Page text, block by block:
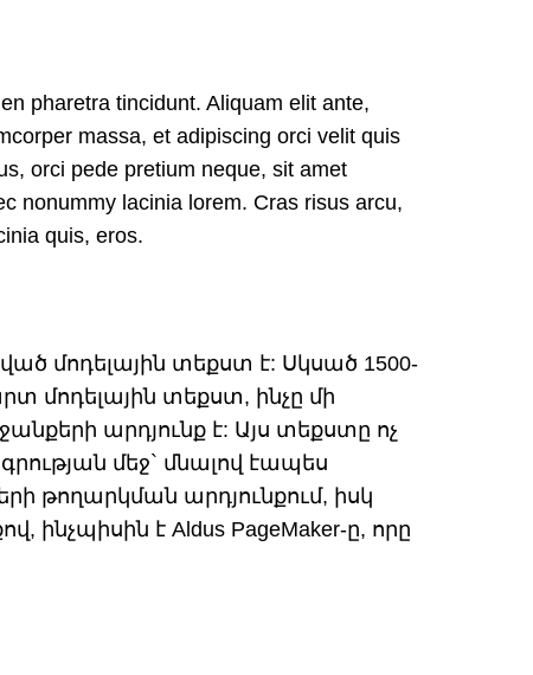
pharetra tincidunt. Aliquam elit ante,
massa, et adipiscing orci velit quis
orci pede pretium neque, sit amet
nonummy lacinia lorem. Cras risus arcu,
quis, eros.
մոդելային տեքստ է: Սկսած 1500-
մոդելային տեքստ, ինչը մի
արդյունք է: Այս տեքստը ոչ
մեջ` մնալով էապես
թողարկման արդյունքում, իսկ
է Aldus PageMaker-ը, որը